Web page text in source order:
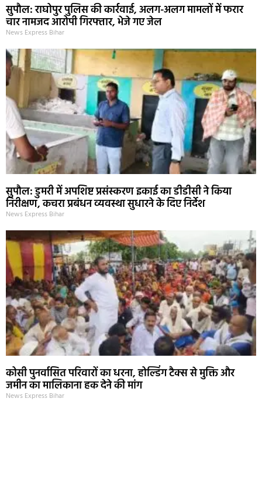
सुपौल: राघोपुर पुलिस की कार्रवाई, अलग-अलग मामलों में फरार
चार नामजद आरोपी गिरफ्तार, भेजे गए जेल
News Express Bihar
सुपौल: डुमरी में अपशिष्ट प्रसंस्करण इकाई का डीडीसी ने किया
निरीक्षण, कचरा प्रबंधन व्यवस्था सुधारने के दिए निर्देश
News Express Bihar
कोसी पुनर्वासित परिवारों का धरना, होल्डिंग टैक्स से मुक्ति और
जमीन का मालिकाना हक देने की मांग
News Express Bihar